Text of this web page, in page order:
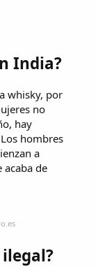
India?
whisky, por
no
hay
hombres
a
acaba de